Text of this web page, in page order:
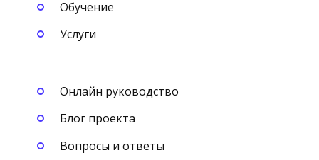
Обучение
Услуги
Онлайн руководство
Блог проекта
Вопросы и ответы